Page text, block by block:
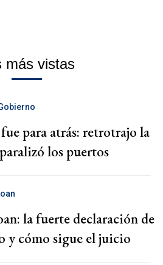
más vistas
para atrás: retrotrajo la
los puertos
la fuerte declaración de
y cómo sigue el juicio